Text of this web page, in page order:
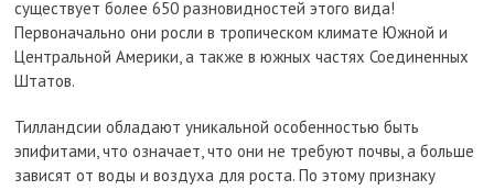
существует более 650 разновидностей этого вида!
Первоначально они росли в тропическом климате Южной и
Центральной Америки, а также в южных частях Соединенных
Штатов.
Тилландсии обладают уникальной особенностью быть
эпифитами, что означает, что они не требуют почвы, а больше
зависят от воды и воздуха для роста. По этому признаку